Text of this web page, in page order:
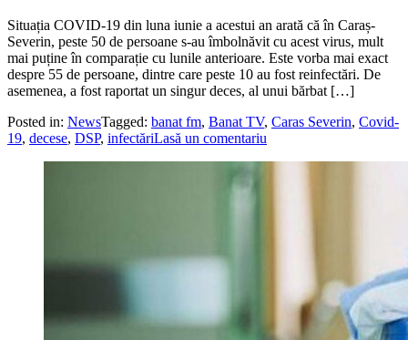
Situația COVID-19 din luna iunie a acestui an arată că în Caraș-
Severin, peste 50 de persoane s-au îmbolnăvit cu acest virus, mult
mai puține în comparație cu lunile anterioare. Este vorba mai exact
despre 55 de persoane, dintre care peste 10 au fost reinfectări. De
asemenea, a fost raportat un singur deces, al unui bărbat […]
Posted in: NewsTagged: banat fm, Banat TV, Caras Severin, Covid-
19, decese, DSP, infectăriLasă un comentariu